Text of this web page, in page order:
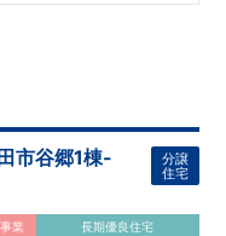
ません
セブンイレブン奈良法
市谷郷1棟-
分譲
住宅
業 長期優良住宅